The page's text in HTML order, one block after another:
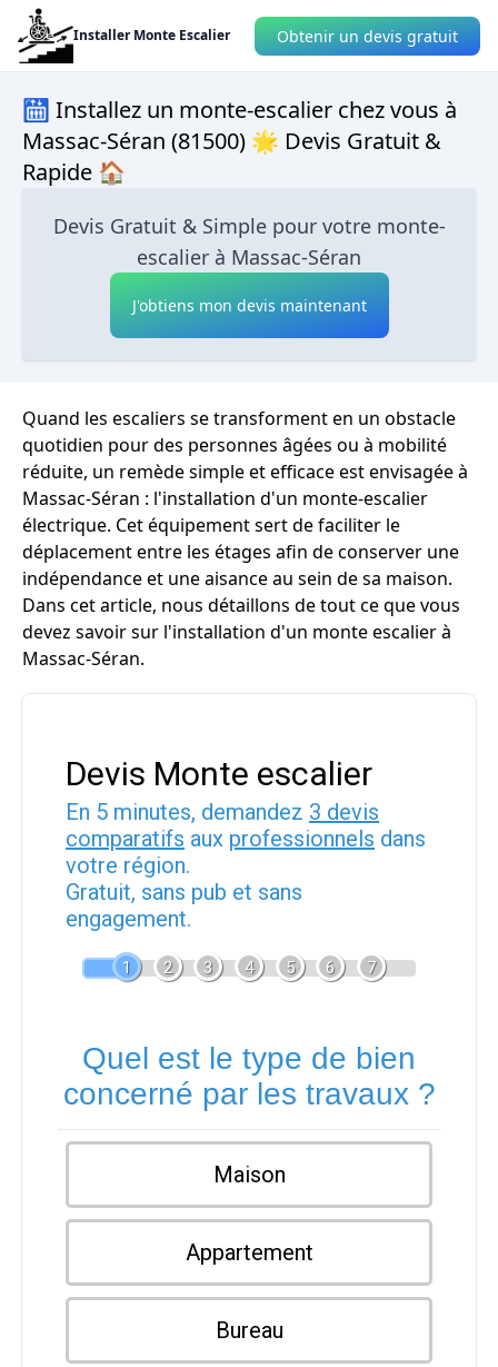
Installer Monte Escalier Obtenir un devis gratuit
🛗 Installez un monte-escalier chez vous à
Massac-Séran (81500) 🌟 Devis Gratuit &
Rapide 🏠
Devis Gratuit & Simple pour votre monte-
escalier à Massac-Séran
J'obtiens mon devis maintenant
Quand les escaliers se transforment en un obstacle
quotidien pour des personnes âgées ou à mobilité
réduite, un remède simple et efficace est envisagée à
Massac-Séran : l'installation d'un monte-escalier
électrique. Cet équipement sert de faciliter le
déplacement entre les étages afin de conserver une
indépendance et une aisance au sein de sa maison.
Dans cet article, nous détaillons de tout ce que vous
devez savoir sur l'installation d'un monte escalier à
Massac-Séran.
Devis Monte escalier
En 5 minutes, demandez 3 devis
comparatifs aux professionnels dans
votre région.
Gratuit, sans pub et sans
engagement.
1 2 3 4 5 6 7
Quel est le type de bien
concerné par les travaux ?
Maison
Appartement
Bureau